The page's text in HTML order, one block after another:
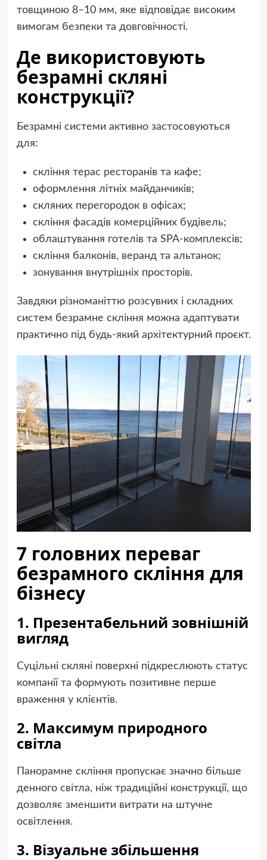
товщиною 8–10 мм, яке відповідає високим
вимогам безпеки та довговічності.
Де використовують
безрамні скляні
конструкції?
Безрамні системи активно застосовуються
для:
скління терас ресторанів та кафе;
оформлення літніх майданчиків;
скляних перегородок в офісах;
скління фасадів комерційних будівель;
облаштування готелів та SPA-комплексів;
скління балконів, веранд та альтанок;
зонування внутрішніх просторів.
Завдяки різноманіттю розсувних і складних
систем безрамне скління можна адаптувати
практично під будь-який архітектурний проєкт.
7 головних переваг
безрамного скління для
бізнесу
1. Презентабельний зовнішній
вигляд
Суцільні скляні поверхні підкреслюють статус
компанії та формують позитивне перше
враження у клієнтів.
2. Максимум природного
світла
Панорамне скління пропускає значно більше
денного світла, ніж традиційні конструкції, що
дозволяє зменшити витрати на штучне
освітлення.
3. Візуальне збільшення